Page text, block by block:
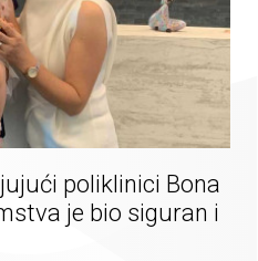
poliklinici Bona
je bio siguran i